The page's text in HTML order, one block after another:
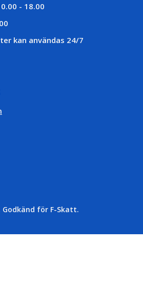
- 18.00
kan användas 24/7
Godkänd för F-Skatt.